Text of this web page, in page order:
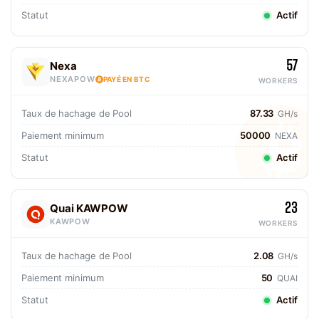
Statut Actif
Nexa
NEXAPOW PAYÉ EN BTC
57
WORKERS
Taux de hachage de Pool 87.33 GH/s
Paiement minimum 50000 NEXA
Statut Actif
Quai KAWPOW
KAWPOW
23
WORKERS
Taux de hachage de Pool 2.08 GH/s
Paiement minimum 50 QUAI
Statut Actif